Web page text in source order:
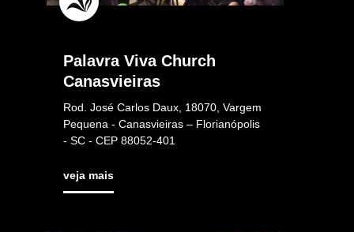
Palavra Viva Church
Canasvieiras
Rod. José Carlos Daux, 18070, Vargem
Pequena - Canasvieiras – Florianópolis
- SC - CEP 88052-401
veja mais